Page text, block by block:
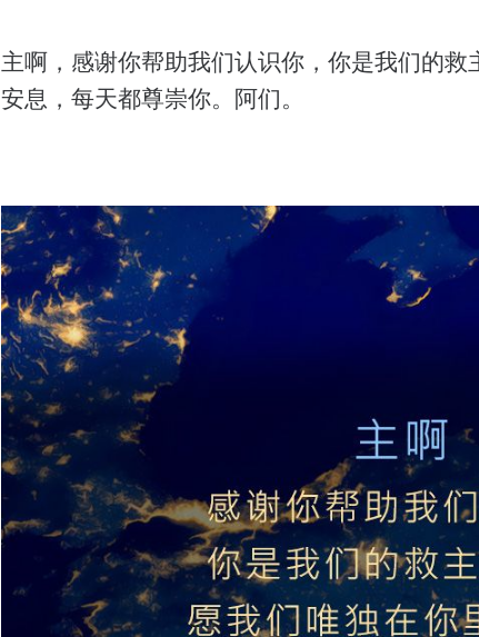
主啊，感谢你帮助我们认识你，你是我们的
安息，每天都尊崇你。阿们。